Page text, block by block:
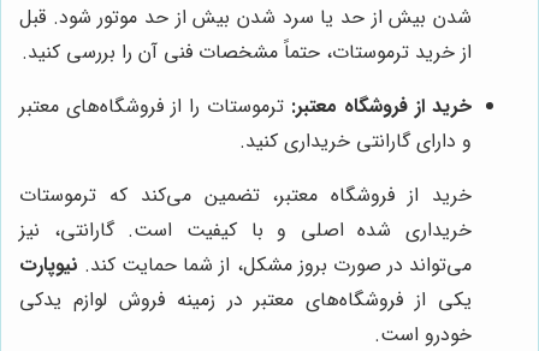
شدن بیش از حد یا سرد شدن بیش از حد موتور شود. قبل
از خرید ترموستات، حتماً مشخصات فنی آن را بررسی کنید.
خرید از فروشگاه معتبر: ترموستات را از فروشگاه‌های معتبر
و دارای گارانتی خریداری کنید.
خرید از فروشگاه معتبر، تضمین می‌کند که ترموستات
خریداری شده اصلی و با کیفیت است. گارانتی، نیز
می‌تواند در صورت بروز مشکل، از شما حمایت کند. نیوپارت
یکی از فروشگاه‌های معتبر در زمینه فروش لوازم یدکی
خودرو است.